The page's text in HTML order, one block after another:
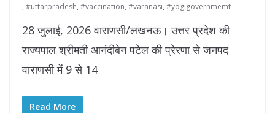
, #uttarpradesh, #vaccination, #varanasi, #yogigovernmemt
28 जुलाई, 2026 वाराणसी/लखनऊ। उत्तर प्रदेश की
राज्यपाल श्रीमती आनंदीबेन पटेल की प्रेरणा से जनपद
वाराणसी में 9 से 14
Read More